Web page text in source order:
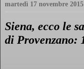
martedì 17 novembre 2015
Siena, ecco le
di Provenzano: